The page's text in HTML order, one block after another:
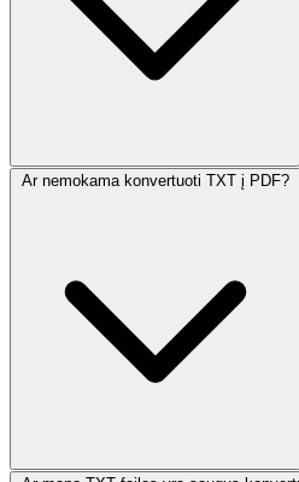
Ar nemokama konvertuoti TXT į PDF?